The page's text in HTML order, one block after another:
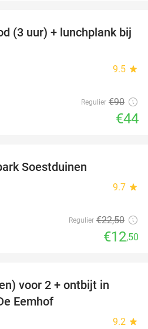
51%
(3 uur) + lunchplank bij
9.5 star
Regulier €90
€44
Soestduinen
9.7 star
Regulier €22,50
€12,50
voor 2 + ontbijt in
Eemhof
9.2 star